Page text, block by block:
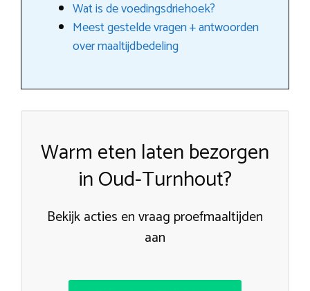
Wat is de voedingsdriehoek?
Meest gestelde vragen + antwoorden
over maaltijdbedeling
Warm eten laten bezorgen
in Oud-Turnhout?
Bekijk acties en vraag proefmaaltijden
aan